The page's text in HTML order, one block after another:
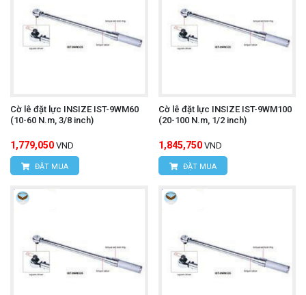
Cờ lê đặt lực INSIZE IST-9WM60
(10-60 N.m, 3/8 inch)
1,779,050 VND
ĐẶT MUA
Cờ lê đặt lực INSIZE IST-9WM100
(20-100 N.m, 1/2 inch)
1,845,750 VND
ĐẶT MUA